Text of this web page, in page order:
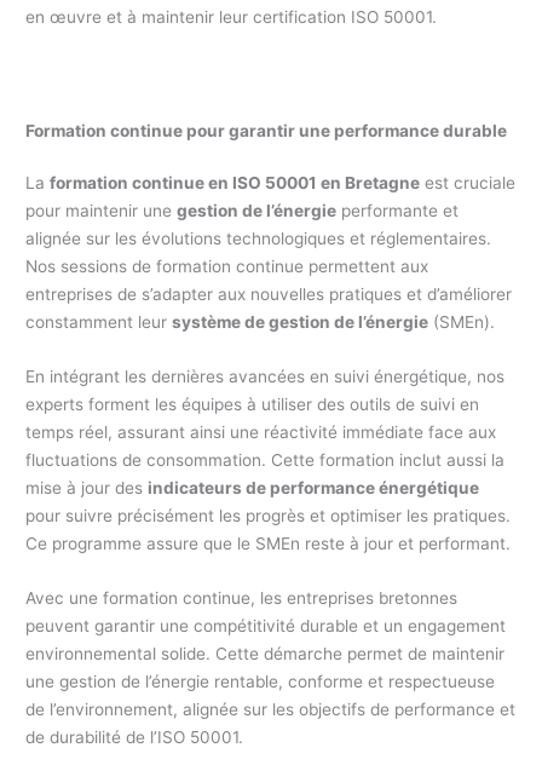
en œuvre et à maintenir leur certification ISO 50001.
Formation continue pour garantir une performance durable
Laformation continue en ISO 50001 en Bretagne est cruciale
pour maintenir unegestion de l’énergie performante et
alignée sur les évolutions technologiques et réglementaires.
Nos sessions de formation continue permettent aux
entreprises de s’adapter aux nouvelles pratiques et d’améliorer
constamment leursystème de gestion de l’énergie (SMEn).
En intégrant les dernières avancées en suivi énergétique, nos
experts forment les équipes à utiliser des outils de suivi en
temps réel, assurant ainsi une réactivité immédiate face aux
fluctuations de consommation. Cette formation inclut aussi la
mise à jour des indicateurs de performance énergétique
pour suivre précisément les progrès et optimiser les pratiques.
Ce programme assure que le SMEn reste à jour et performant.
Avec une formation continue, les entreprises bretonnes
peuvent garantir une compétitivité durable et un engagement
environnemental solide. Cette démarche permet de maintenir
une gestion de l’énergie rentable, conforme et respectueuse
de l’environnement, alignée sur les objectifs de performance et
de durabilité de l’ISO 50001.